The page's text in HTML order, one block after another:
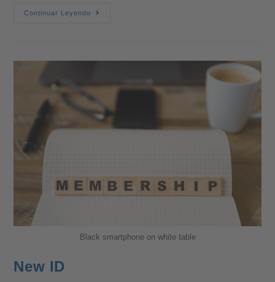
Continuar Leyendo
Black smartphone on white table
New ID